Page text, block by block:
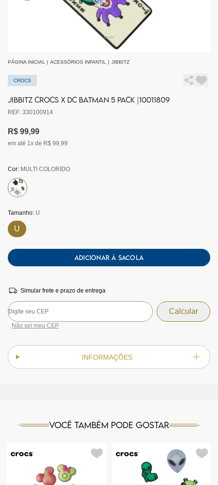
PÁGINA INICIAL | ACESSÓRIOS INFANTIL | JIBBITZ
CROCS
JIBBITZ CROCS X DC BATMAN 5 PACK |10011809
REF: 330100914
R$ 99,99
em até 1x de R$ 99,99
Cor: MULTI COLORIDO
Tamanho: U
U
ADICIONAR À SACOLA
Simular frete e prazo de entrega
Não sei meu CEP
INFORMAÇÕES
Você também pode gostar